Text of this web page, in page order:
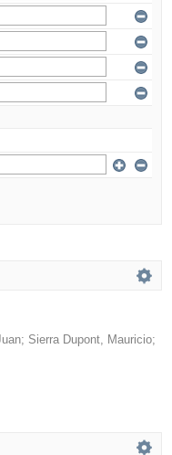
; Sierra Dupont, Mauricio;